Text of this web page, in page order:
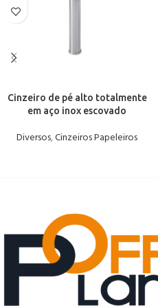
Cinzeiro de pé alto totalmente
em aço inox escovado
Diversos,Cinzeiros Papeleiros